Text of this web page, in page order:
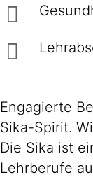
Engagierte
Sika-Spirit.
Die Sika ist
Lehrberufe